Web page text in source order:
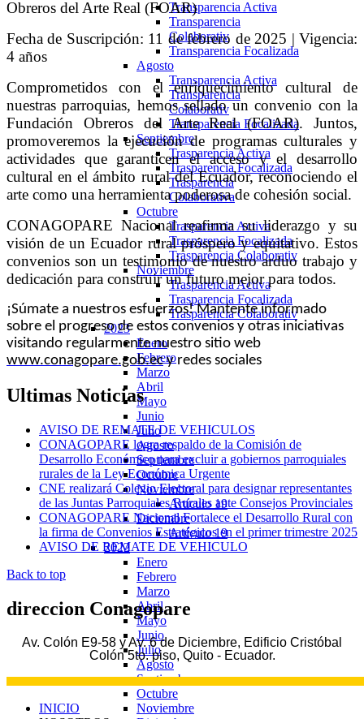
Transparencia Activa
Transparencia
Colaborativ
Transparencia Focalizada
Agosto
Transparencia Activa
Transparencia
Colaborativ
Transparencia Focalizada
Septiembre
Trasparencia Activa
Trasparencia Focalizada
Trasparencia
Colaborativa
Octubre
Trasparencia Activa
Trasparencia Focalizada
Trasparencia Colaborativ
Noviembre
Trasparencia Activa
Trasparencia Focalizada
Trasparencia Colaborativ
2023
Enero
Febrero
Marzo
Abril
Mayo
Junio
Julio
Agosto
Septiembre
Octubre
Noviembre
Artículo 19
Diciembre
Artículo 19
2022
Enero
Febrero
Marzo
Abril
Mayo
Junio
Julio
Agosto
Septiembre
Octubre
Noviembre
Obreros del Arte Real (FOAR)
Fecha de Suscripción: 11 de febrero de 2025 | Vigencia:
4 años
Comprometidos con el enriquecimiento cultural de
nuestras parroquias, hemos sellado un convenio con la
Fundación Obreros del Arte Real (FOAR). Juntos,
promoveremos la ejecución de programas culturales y
actividades que garanticen el acceso y el desarrollo
cultural en el ámbito rural del Ecuador, reconociendo el
arte como una herramienta poderosa de cohesión social.
CONAGOPARE Nacional reafirma su liderazgo y su
visión de un Ecuador rural próspero y equitativo. Estos
convenios son un testimonio de nuestro arduo trabajo y
dedicación para construir un futuro mejor para todos.
¡Súmate a nuestros esfuerzos! Mantente informado
sobre el progreso de estos convenios y otras iniciativas
visitando regularmente nuestro sitio web
www.conagopare.gob.ecy redes sociales
Ultimas Noticias
AVISO DE REMATE DE VEHICULOS
CONAGOPARE logra respaldo de la Comisión de
Desarrollo Económico para excluir a gobiernos parroquiales
rurales de la Ley Económica Urgente
CNE realizará Colegio Electoral para designar representantes
de las Juntas Parroquiales Rurales ante Consejos Provinciales
CONAGOPARE Nacional Fortalece el Desarrollo Rural con
la firma de Convenios Estratégicos en el primer trimestre 2025
AVISO DE REMATE DE VEHICULO
Back to top
direccion Conagopare
Av. Colón E9-58 y Av. 6 de Diciembre, Edificio Cristóbal
Colón 5to. piso, Quito - Ecuador.
INICIO